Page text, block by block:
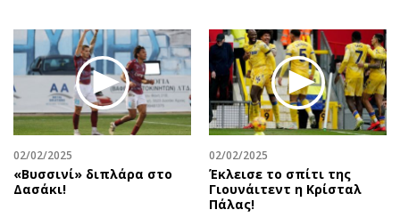
02/02/2025
«Βυσσινί» διπλάρα στο
Δασάκι!
02/02/2025
Έκλεισε το σπίτι της
Γιουνάιτεντ η Κρίσταλ
Πάλας!